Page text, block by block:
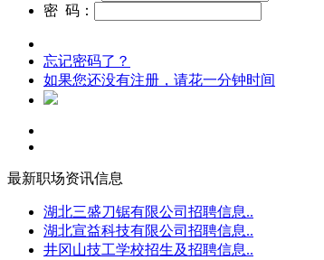
密 码：
忘记密码了？
如果您还没有注册，请花一分钟时间
最新职场资讯信息
湖北三盛刀锯有限公司招聘信息..
湖北宣益科技有限公司招聘信息..
井冈山技工学校招生及招聘信息..